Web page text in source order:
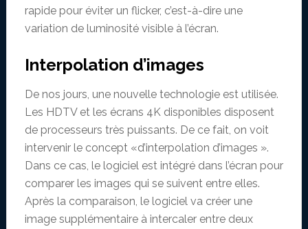
rapide pour éviter un flicker, c’est-à-dire une
variation de luminosité visible à l’écran.
Interpolation d’images
De nos jours, une nouvelle technologie est utilisée.
Les HDTV et les écrans 4K disponibles disposent
de processeurs très puissants. De ce fait, on voit
intervenir le concept «d’interpolation d’images ».
Dans ce cas, le logiciel est intégré dans l’écran pour
comparer les images qui se suivent entre elles.
Après la comparaison, le logiciel va créer une
image supplémentaire à intercaler entre deux